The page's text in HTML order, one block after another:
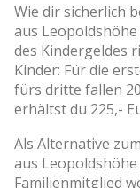
Wie dir sicherlich
aus
des Kindergeldes
Kinder: Für die
fürs dritte fallen
erhältst du 225,-
Als Alternative
aus
Familienmitglied